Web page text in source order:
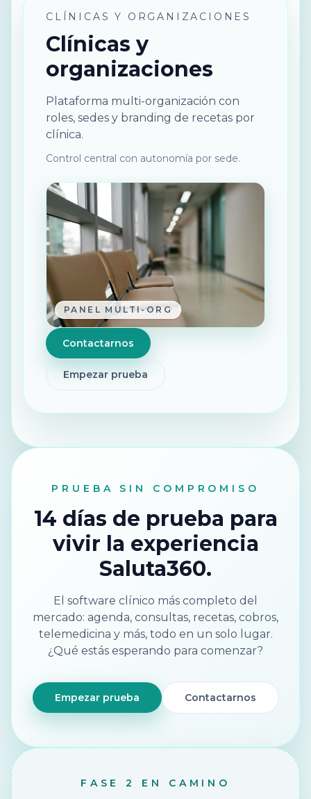
CLÍNICAS Y ORGANIZACIONES
Clínicas y
organizaciones
Plataforma multi-organización con
roles, sedes y branding de recetas por
clínica.
Control central con autonomía por sede.
PANEL MULTI-ORG
Contactarnos
Empezar prueba
PRUEBA SIN COMPROMISO
14 días de prueba para
vivir la experiencia
Saluta360.
El software clínico más completo del
mercado: agenda, consultas, recetas, cobros,
telemedicina y más, todo en un solo lugar.
¿Qué estás esperando para comenzar?
Empezar prueba Contactarnos
FASE 2 EN CAMINO